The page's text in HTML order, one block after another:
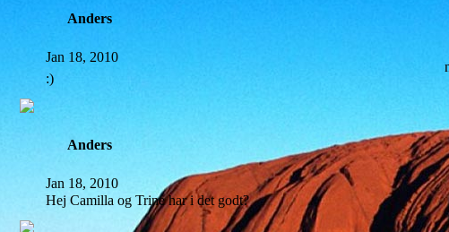
Anders
Jan 18, 2010
:)
Anders
Jan 18, 2010
Hej Camilla og Trine har i det godt?